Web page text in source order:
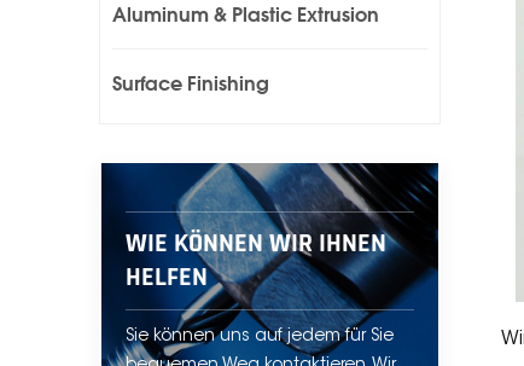
Aluminum & Plastic Extrusion
Surface Finishing
WIE KÖNNEN WIR IHNEN
HELFEN
Sie können uns auf jedem für Sie